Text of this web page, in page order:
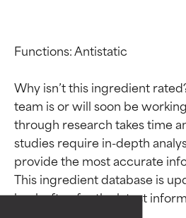
Functions: Antistatic
Why isn’t this ingredient
team is or will soon be
through research takes time
studies require in-depth
provide the most accurate
This ingredient database is
Valutazione
ingredienti
Valutazione
ingredienti